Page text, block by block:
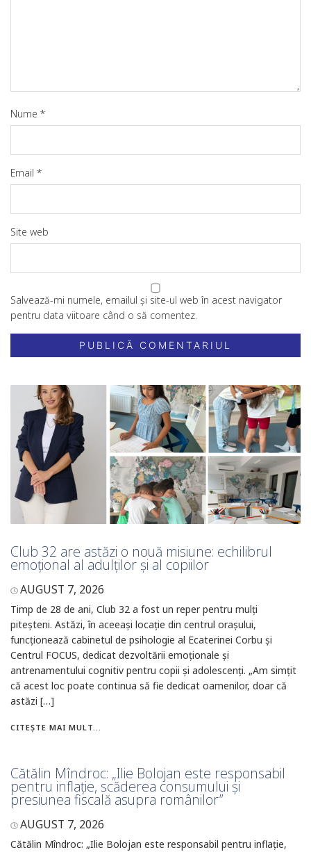
Nume *
Email *
Site web
Salvează-mi numele, emailul și site-ul web în acest navigator
pentru data viitoare când o să comentez.
Club 32 are astăzi o nouă misiune: echilibrul
emoțional al adulților și al copiilor
AUGUST 7, 2026
Timp de 28 de ani, Club 32 a fost un reper pentru mulți
piteșteni. Astăzi, în aceeași locație din centrul orașului,
funcționează cabinetul de psihologie al Ecaterinei Corbu și
Centrul FOCUS, dedicat dezvoltării emoționale și
antrenamentului cognitiv pentru copii și adolescenți. „Am simțit
că acest loc poate continua să fie dedicat oamenilor, doar că
astăzi […]
CITEȘTE MAI MULT...
Cătălin Mîndroc: „Ilie Bolojan este responsabil
pentru inflație, scăderea consumului și
presiunea fiscală asupra românilor”
AUGUST 7, 2026
Cătălin Mîndroc: „Ilie Bolojan este responsabil pentru inflație,